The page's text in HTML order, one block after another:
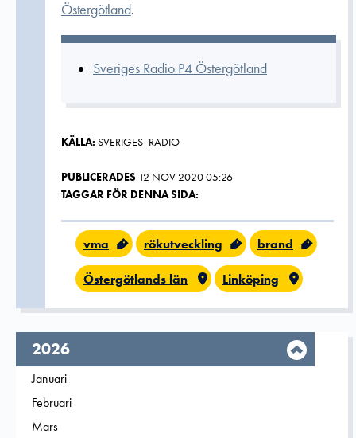
Östergötland.
Sveriges Radio P4 Östergötland
KÄLLA: SVERIGES_RADIO
PUBLICERADES 12 NOV 2020 05:26
TAGGAR FÖR DENNA SIDA:
vma rökutveckling brand
Östergötlands län Linköping
År,
2026
Filtrera på
Januari
Filtrera på
Februari
Filtrera på
Mars